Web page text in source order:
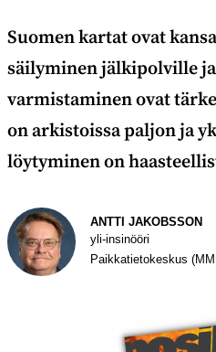
Suomen kartat ovat
säilyminen jälkipolville
varmistaminen ovat
on arkistoissa paljon ja
löytyminen on
Kirjoittaja
ANTTI JAKOBSSON
yli-insinööri
Paikkatietokeskus